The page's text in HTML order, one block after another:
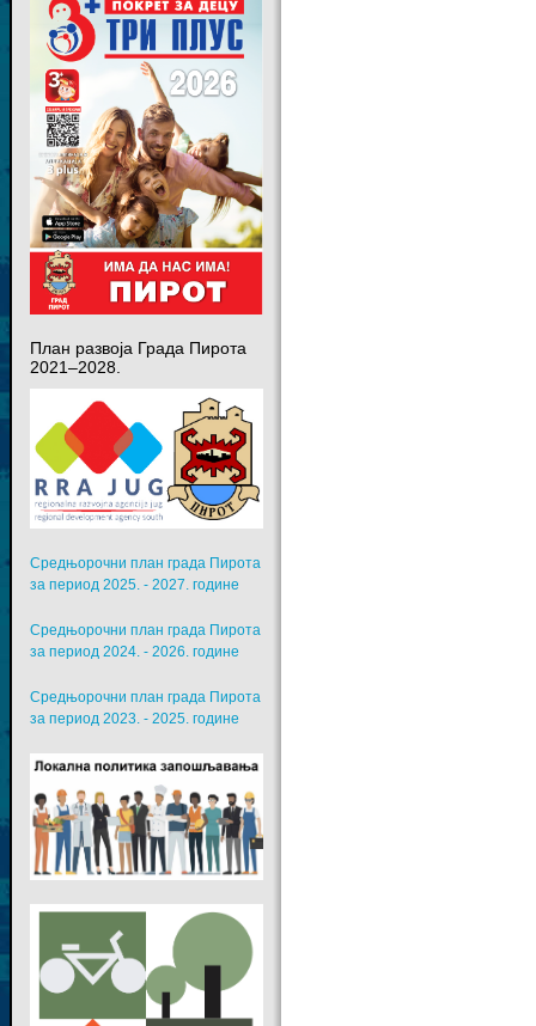
План развоја Града Пирота
2021–2028.
Средњорочни план града Пирота
за период 2025. - 2027. године
Средњорочни план града Пирота
за период 2024. - 2026. године
Средњорочни план града Пирота
за период 2023. - 2025. године